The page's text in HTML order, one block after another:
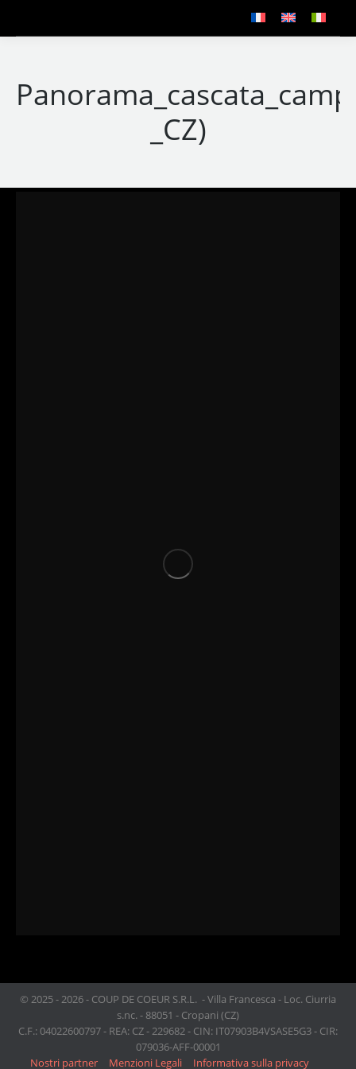
_CZ)
© 2025 - 2026 - COUP DE COEUR S.R.L. - Villa Francesca - Loc. Ciurria
s.nc. - 88051 - Cropani (CZ)
C.F.: 04022600797 - REA: CZ - 229682 - CIN: IT07903B4VSASE5G3 - CIR:
079036-AFF-00001
Nostri partner
Menzioni Legali Informativa sulla privacy